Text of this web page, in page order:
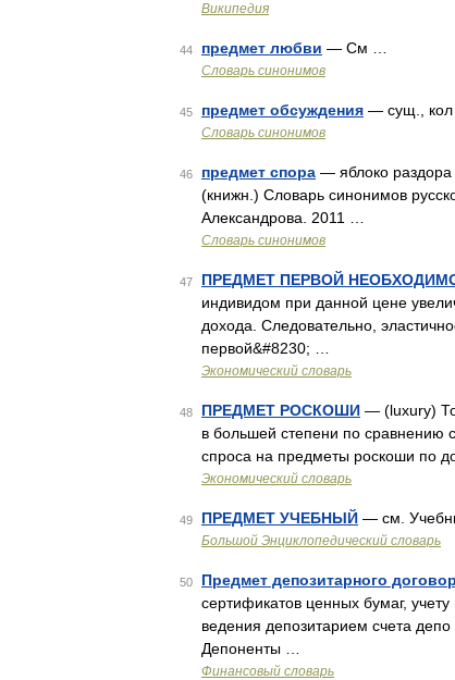
Википедия
44 предмет любви — См …
Словарь синонимов
45 предмет обсуждения — сущ., кол
Словарь синонимов
46 предмет спора — яблоко раздора
(книжн.) Словарь синонимов
Александрова. 2011 …
Словарь синонимов
47 ПРЕДМЕТ ПЕРВОЙ
индивидом при данной цене
дохода. Следовательно,
первой&#8230; …
Экономический словарь
48 ПРЕДМЕТ РОСКОШИ — (luxury)
в большей степени по сравнению
спроса на предметы роскоши по
Экономический словарь
49 ПРЕДМЕТ УЧЕБНЫЙ — см.
Большой Энциклопедический словарь
50 Предмет депозитарного
сертификатов ценных бумаг,
ведения депозитарием счета
Депоненты …
Финансовый словарь